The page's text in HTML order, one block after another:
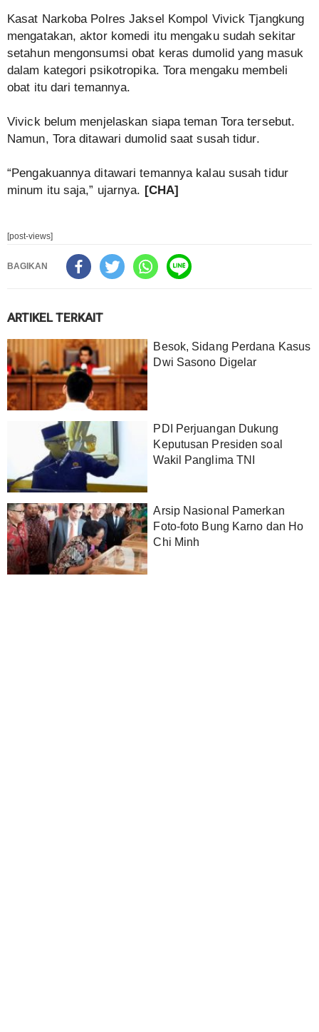
Kasat Narkoba Polres Jaksel Kompol Vivick Tjangkung
mengatakan, aktor komedi itu mengaku sudah sekitar
setahun mengonsumsi obat keras dumolid yang masuk
dalam kategori psikotropika. Tora mengaku membeli
obat itu dari temannya.
Vivick belum menjelaskan siapa teman Tora tersebut.
Namun, Tora ditawari dumolid saat susah tidur.
“Pengakuannya ditawari temannya kalau susah tidur
minum itu saja,” ujarnya. [CHA]
[post-views]
BAGIKAN
ARTIKEL TERKAIT
Besok, Sidang Perdana Kasus
Dwi Sasono Digelar
PDI Perjuangan Dukung
Keputusan Presiden soal
Wakil Panglima TNI
Arsip Nasional Pamerkan
Foto-foto Bung Karno dan Ho
Chi Minh